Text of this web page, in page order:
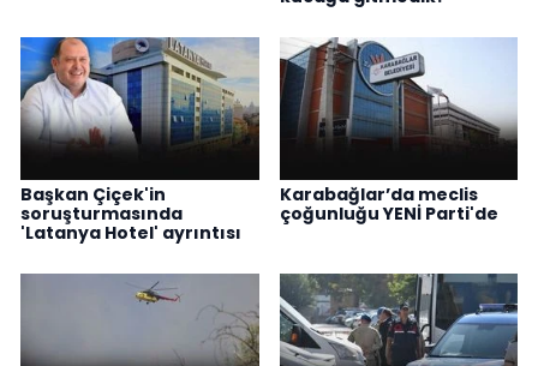
Başkan Çiçek'in
soruşturmasında
'Latanya Hotel' ayrıntısı
Karabağlar’da meclis
çoğunluğu YENİ Parti'de